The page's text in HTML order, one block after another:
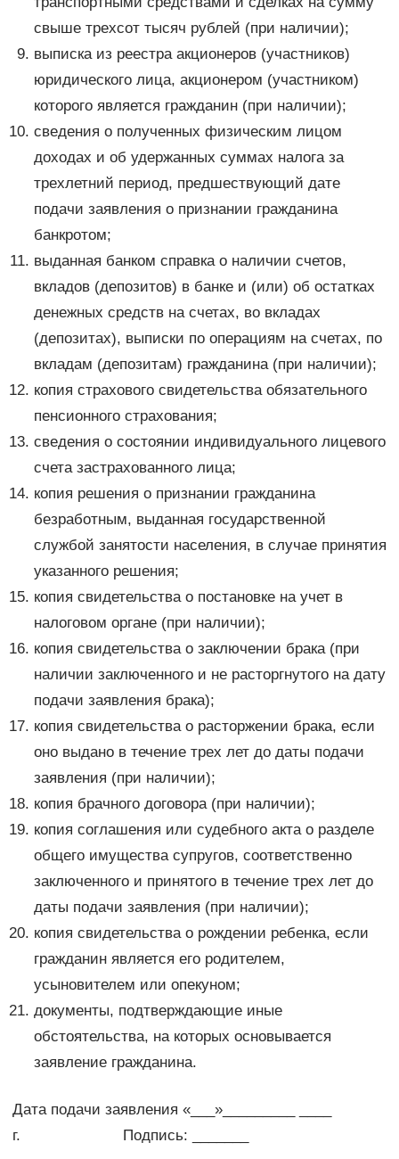
свыше трехсот тысяч рублей (при наличии);
выписка из реестра акционеров (участников)
юридического лица, акционером (участником)
которого является гражданин (при наличии);
сведения о полученных физическим лицом
доходах и об удержанных суммах налога за
трехлетний период, предшествующий дате
подачи заявления о признании гражданина
банкротом;
выданная банком справка о наличии счетов,
вкладов (депозитов) в банке и (или) об остатках
денежных средств на счетах, во вкладах
(депозитах), выписки по операциям на счетах, по
вкладам (депозитам) гражданина (при наличии);
копия страхового свидетельства обязательного
пенсионного страхования;
сведения о состоянии индивидуального лицевого
счета застрахованного лица;
копия решения о признании гражданина
безработным, выданная государственной
службой занятости населения, в случае принятия
указанного решения;
копия свидетельства о постановке на учет в
налоговом органе (при наличии);
копия свидетельства о заключении брака (при
наличии заключенного и не расторгнутого на дату
подачи заявления брака);
копия свидетельства о расторжении брака, если
оно выдано в течение трех лет до даты подачи
заявления (при наличии);
копия брачного договора (при наличии);
копия соглашения или судебного акта о разделе
общего имущества супругов, соответственно
заключенного и принятого в течение трех лет до
даты подачи заявления (при наличии);
копия свидетельства о рождении ребенка, если
гражданин является его родителем,
усыновителем или опекуном;
документы, подтверждающие иные
обстоятельства, на которых основывается
заявление гражданина.
Дата подачи заявления «___»_________ ____
г. Подпись: _______